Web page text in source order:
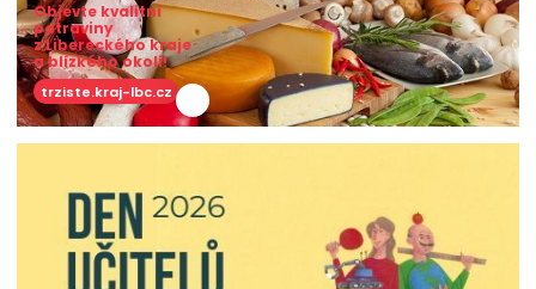
Objevte kvalitní
potraviny
z Libereckého kraje
a blízkého okolí!
trziste.kraj-lbc.cz